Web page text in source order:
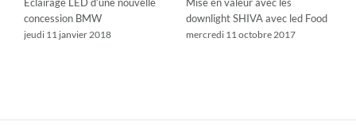
concession BMW
jeudi 11 janvier 2018
downlight SHIVA avec led Food
mercredi 11 octobre 2017